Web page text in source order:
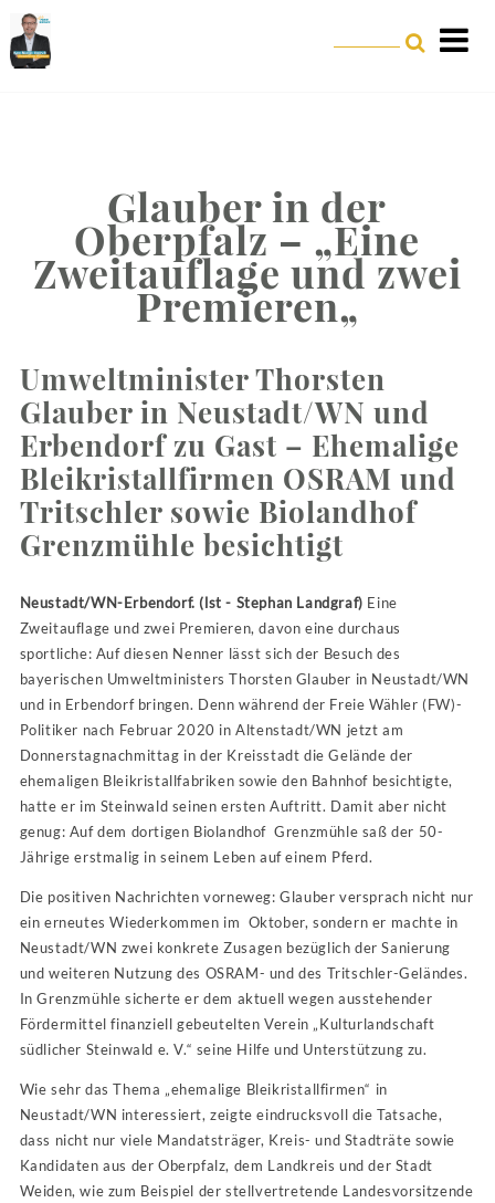
Glauber in der
Oberpfalz – „Eine
Zweitauflage und zwei
Premieren„
Umweltminister Thorsten
Glauber in Neustadt/WN und
Erbendorf zu Gast – Ehemalige
Bleikristallfirmen OSRAM und
Tritschler sowie Biolandhof
Grenzmühle besichtigt
Neustadt/WN-Erbendorf. (lst - Stephan Landgraf) Eine
Zweitauflage und zwei Premieren, davon eine durchaus
sportliche: Auf diesen Nenner lässt sich der Besuch des
bayerischen Umweltministers Thorsten Glauber in Neustadt/WN
und in Erbendorf bringen. Denn während der Freie Wähler (FW)-
Politiker nach Februar 2020 in Altenstadt/WN jetzt am
Donnerstagnachmittag in der Kreisstadt die Gelände der
ehemaligen Bleikristallfabriken sowie den Bahnhof besichtigte,
hatte er im Steinwald seinen ersten Auftritt. Damit aber nicht
genug: Auf dem dortigen Biolandhof Grenzmühle saß der 50-
Jährige erstmalig in seinem Leben auf einem Pferd.
Die positiven Nachrichten vorneweg: Glauber versprach nicht nur
ein erneutes Wiederkommen im Oktober, sondern er machte in
Neustadt/WN zwei konkrete Zusagen bezüglich der Sanierung
und weiteren Nutzung des OSRAM- und des Tritschler-Geländes.
In Grenzmühle sicherte er dem aktuell wegen ausstehender
Fördermittel finanziell gebeutelten Verein „Kulturlandschaft
südlicher Steinwald e. V.“ seine Hilfe und Unterstützung zu.
Wie sehr das Thema „ehemalige Bleikristallfirmen“ in
Neustadt/WN interessiert, zeigte eindrucksvoll die Tatsache,
dass nicht nur viele Mandatsträger, Kreis- und Stadträte sowie
Kandidaten aus der Oberpfalz, dem Landkreis und der Stadt
Weiden, wie zum Beispiel der stellvertretende Landesvorsitzende